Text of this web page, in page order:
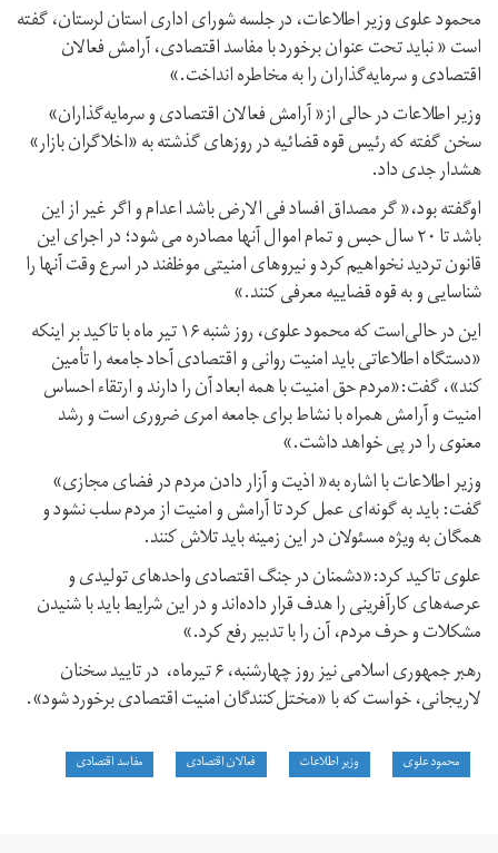
محمود علوی وزیر اطلاعات، در جلسه شورای اداری استان لرستان،‌ گفته
است « نباید تحت عنوان برخورد با مفاسد اقتصادی، آرامش فعالان
اقتصادی و سرمایه‌گذاران را به مخاطره انداخت.»
وزیر اطلاعات در حالی از« آرامش فعالان اقتصادی و سرمایه‌گذاران»
سخن گفته که رئیس قوه قضائیه در روزهای گذشته به «اخلاگران بازار»
هشدار جدی داد.
اوگفته بود،‌« گر مصداق افساد فی الارض باشد اعدام و اگر غیر از این
باشد تا ۲۰ سال حبس و تمام اموال آنها مصادره می شود؛ در اجرای این
قانون تردید نخواهیم کرد و نیروهای امنیتی موظفند در اسرع وقت آنها را
شناسایی و به قوه قضاییه معرفی کنند.»
این در حالی‌است که محمود علوی، روز شنبه ۱۶ تیر ماه با تاکید بر اینکه
«دستگاه اطلاعاتی باید امنیت روانی و اقتصادی آحاد جامعه را تأمین
کند»، گفت:«مردم حق امنیت با همه ابعاد آن را دارند و ارتقاء احساس
امنیت و آرامش همراه با نشاط برای جامعه امری ضروری است و رشد
معنوی را در پی خواهد داشت.»
وزیر اطلاعات با اشاره به« اذیت و آزار دادن مردم در فضای مجازی»
گفت: باید به گونه‌ای عمل کرد تا آرامش و امنیت از مردم سلب نشود و
همگان به ویژه مسئولان در این زمینه باید تلاش کنند.
علوی تاکید کرد:‌«دشمنان در جنگ اقتصادی واحدهای تولیدی و
عرصه‌های کارآفرینی را هدف قرار داده‌اند و در این شرایط باید با شنیدن
مشکلات و حرف مردم، آن را با تدبیر رفع کرد.»
رهبر جمهوری اسلامی نیز روز چهارشنبه، ۶ تیرماه، در تایید سخنان
لاریجانی،‌ خواست که با «مختل‌کنندگان امنیت اقتصادی برخورد شود».
محمود علوی وزیر اطلاعات فعالان اقتصادی مفاسد اقتصادی